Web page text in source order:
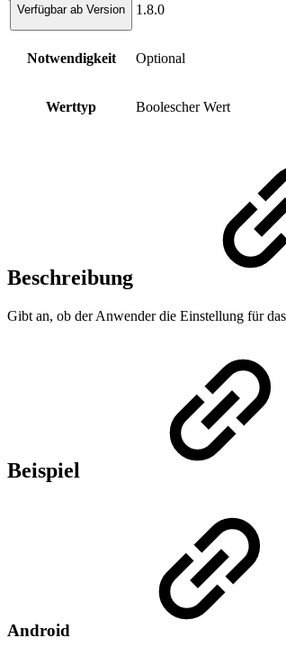
Verfügbar ab Version 1.8.0
Notwendigkeit Optional
Werttyp Boolescher Wert
Beschreibung
Gibt an, ob der Anwender die Einstellung für
Beispiel
Android